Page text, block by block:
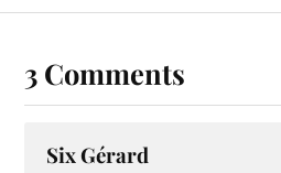
3 Comments
Six Gérard